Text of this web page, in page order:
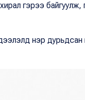
гэрээ байгуулж,
нэр дурьдсан